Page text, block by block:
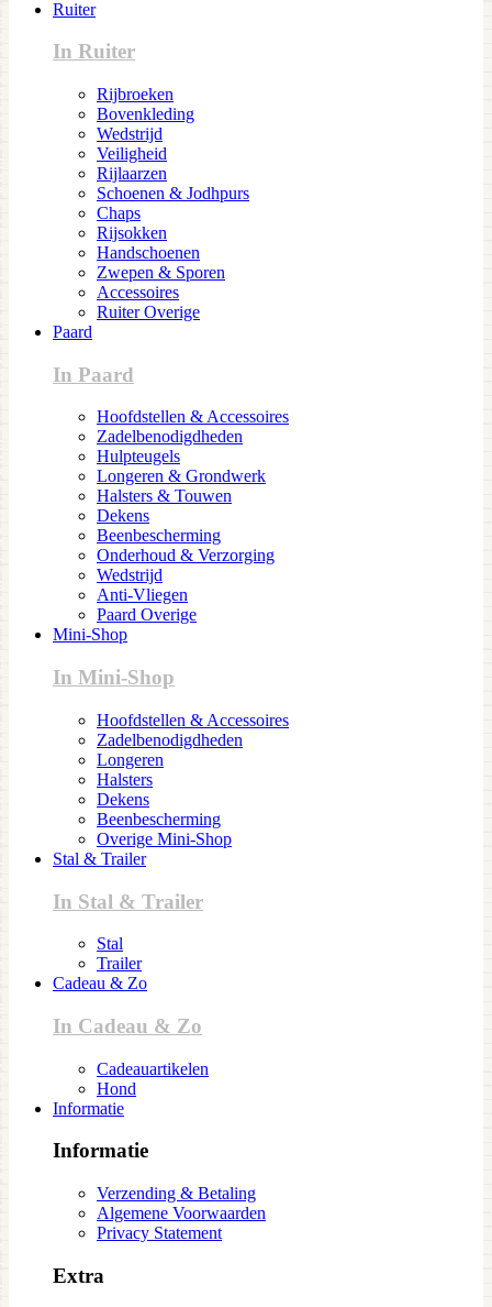
Ruiter
In Ruiter
Rijbroeken
Bovenkleding
Wedstrijd
Veiligheid
Rijlaarzen
Schoenen & Jodhpurs
Chaps
Rijsokken
Handschoenen
Zwepen & Sporen
Accessoires
Ruiter Overige
Paard
In Paard
Hoofdstellen & Accessoires
Zadelbenodigdheden
Hulpteugels
Longeren & Grondwerk
Halsters & Touwen
Dekens
Beenbescherming
Onderhoud & Verzorging
Wedstrijd
Anti-Vliegen
Paard Overige
Mini-Shop
In Mini-Shop
Hoofdstellen & Accessoires
Zadelbenodigdheden
Longeren
Halsters
Dekens
Beenbescherming
Overige Mini-Shop
Stal & Trailer
In Stal & Trailer
Stal
Trailer
Cadeau & Zo
In Cadeau & Zo
Cadeauartikelen
Hond
Informatie
Informatie
Verzending & Betaling
Algemene Voorwaarden
Privacy Statement
Extra